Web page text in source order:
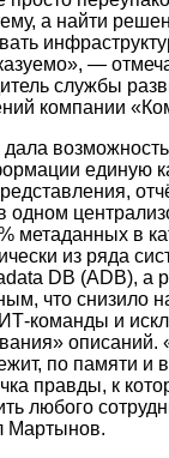
а найти
—
службы
компании
единую
одном
метаданных в
из ряда
DB (ADB), а
что снизило
команды и
по памяти и
правды, к
любого
Мартынов.